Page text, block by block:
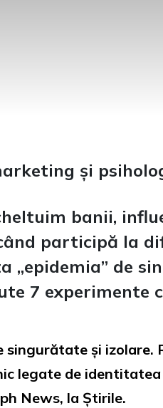
și
banii,
participă la
de
7 experimente
și izolare.
legate de
News, la Știrile.